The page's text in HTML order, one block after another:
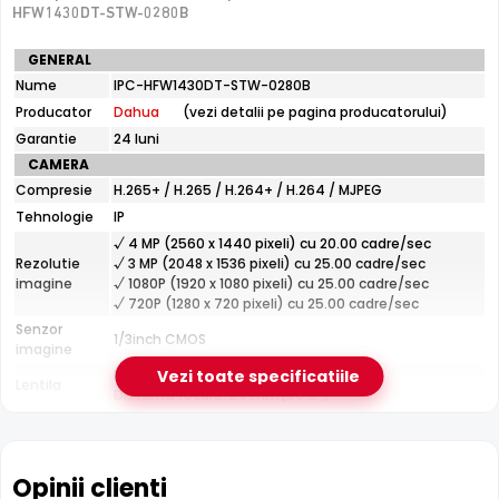
locul montajului
e-Camere.ro recomanda acest produs pentru:
curtea si exteriorul casei.
Dahua IPC-HFW1430DT-STW-0280B dispune de iluminare
HFW1430DT-STW-0280B
Specificatii
tehnice
Dahua
IPC-
HFW1430DT-
STW-
0280B
GENERAL
Nume
IPC-HFW1430DT-STW-0280B
Producator
Dahua
(vezi detalii pe pagina producatorului)
Garantie
24 luni
CAMERA
Compresie
H.265+ / H.265 / H.264+ / H.264 / MJPEG
Tehnologie
IP
Rezolutie
imagine
√ 4 MP (2560 x 1440 pixeli) cu 20.00 cadre/sec
√ 3 MP (2048 x 1536 pixeli) cu 25.00 cadre/sec
√ 1080P (1920 x 1080 pixeli) cu 25.00 cadre/sec
√ 720P (1280 x 720 pixeli) cu 25.00 cadre/sec
Senzor
imagine
1/3inch CMOS
Fixa
Distanta focala: 2.8 mm(90.0°)
Format
Cu picior
Vezi toate specificatiile
Opinii clienti